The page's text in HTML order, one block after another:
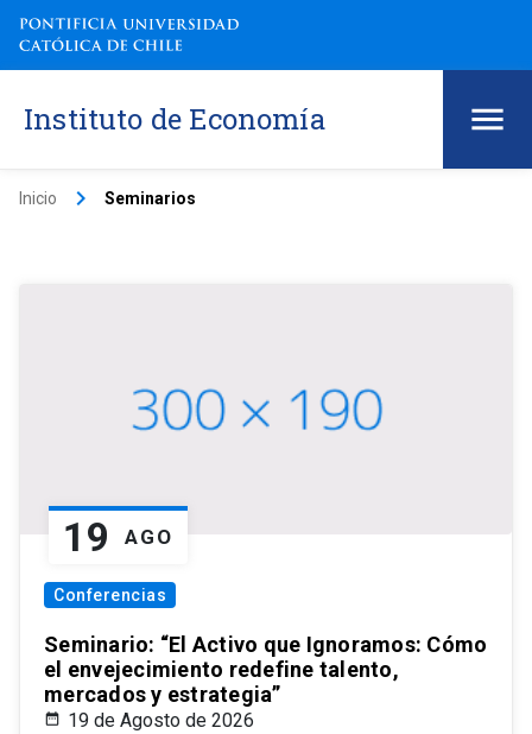
Instituto de Economía
Inicio keyboard_arrow_right Seminarios
19 AGO
Conferencias
Seminario: “El Activo que Ignoramos: Cómo
el envejecimiento redefine talento,
mercados y estrategia”
19 de Agosto de 2026